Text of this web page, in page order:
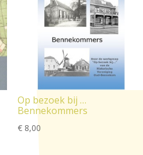
Op bezoek bij …
Bennekommers
€8,00